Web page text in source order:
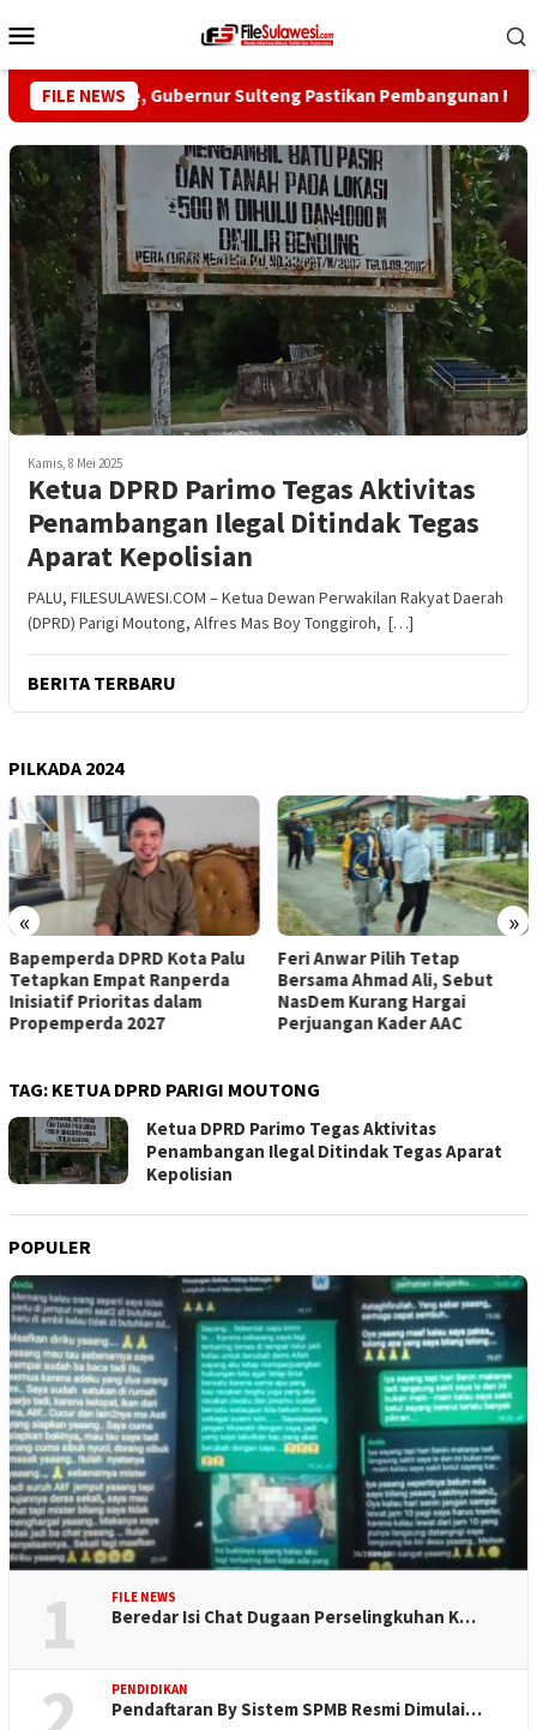
ke
Mobile
FILE NEWS
Desa Mire, Gubernur Sulteng Pastikan Pembangunan
Kamis, 8 Mei 2025
Ketua DPRD Parimo Tegas Aktivitas
Penambangan Ilegal Ditindak Tegas
Aparat Kepolisian
PALU, FILESULAWESI.COM – Ketua Dewan Perwakilan Rakyat Daerah
(DPRD) Parigi Moutong, Alfres Mas Boy Tonggiroh, […]
BERITA TERBARU
PILKADA 2024
« »
Feri Anwar Pilih Tetap
Bersama Ahmad Ali, Sebut
NasDem Kurang Hargai
Perjuangan Kader AAC
Pengurus Inti DPW Partai
Nasdem Sulteng Resmi
Mengundurkan Diri dari
Kepengurusan
TAG: KETUA DPRD PARIGI MOUTONG
Ketua DPRD Parimo Tegas Aktivitas
Penambangan Ilegal Ditindak Tegas Aparat
Kepolisian
POPULER
1 FILE NEWS
Beredar Isi Chat Dugaan Perselingkuhan K…
PENDIDIKAN
Pendaftaran By Sistem SPMB Resmi Dimulai…